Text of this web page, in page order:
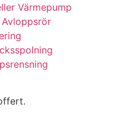
Värmepump
Avloppsrör